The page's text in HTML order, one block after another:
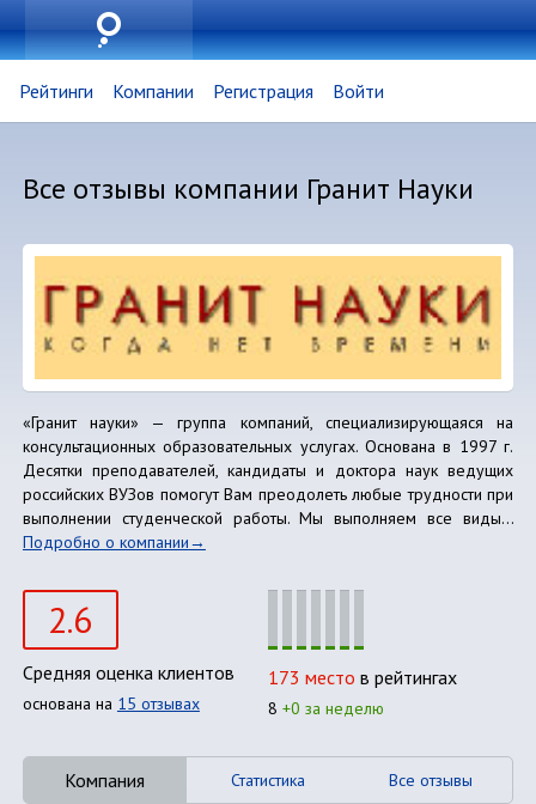
Рейтинги Компании Регистрация Войти
Все отзывы компании Гранит Науки
«Гранит науки» — группа компаний, специализирующаяся на
консультационных образовательных услугах. Основана в 1997 г.
Десятки преподавателей, кандидаты и доктора наук ведущих
российских ВУЗов помогут Вам преодолеть любые трудности при
выполнении студенческой работы. Мы выполняем все виды...
Подробно о компании
2.6
Средняя оценка клиентов
основана на 15 отзывах
173 место в рейтингах
8 +0 за неделю
Компания Статистика Все отзывы